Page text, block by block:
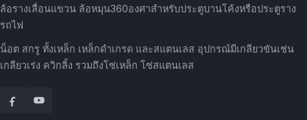
ล้อรางเลื่อนแขวน ล้อหมุน360องศาสำหรับประตูบานโค้งหรือประตูราง
รถไฟ
น็อต สกรู ทั้งเหล็ก เหล็กดำเกรด และสแตนเลส อุปกรณ์มีเกลียวขันเช่น
เกลียวเร่ง ควิกลิ้ง รวมถึงโซ่เหล็ก โซ่สแตนเลส